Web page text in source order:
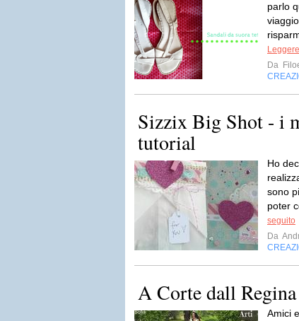
parlo
Da
Sizzix Big Shot - i
tutorial
Ho
sono
poter
seguito
Da
A Corte dall
Amici